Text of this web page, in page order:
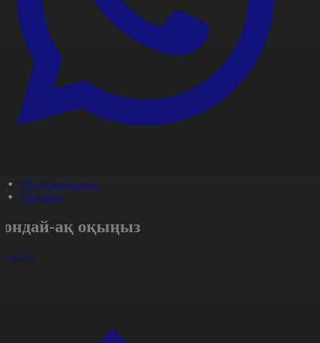
#Күн жаңалығы
#Aqparat
ақ оқыңыз